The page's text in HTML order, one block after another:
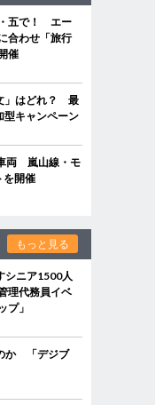
五で！ エー
合わせ「旅行
催
」はどれ？ 最
型キャンペーン
両 嵐山線・モ
を開催
もっと見る
シニア1500人
理代務員イベ
プ」
か 「デジブ